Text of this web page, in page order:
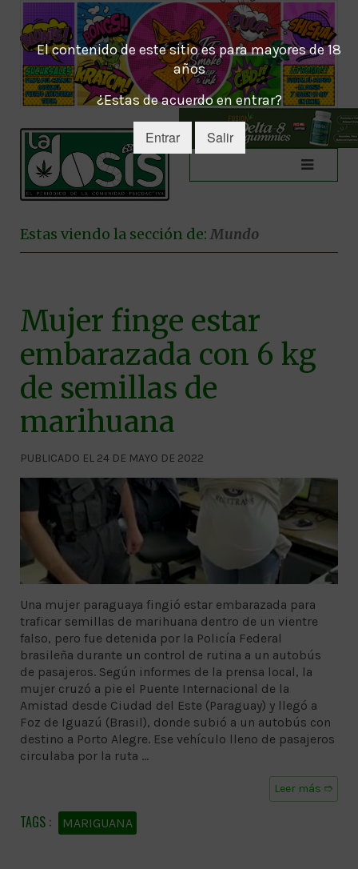
El contenido de este sitio es para mayores de 18
años
¿Estas de acuerdo en entrar?
Entrar Salir
Estas viendo la sección de:Mundo
Mujer finge estar
embarazada con 6 kg
de semillas de
marihuana
PUBLICADO EL 24 DE MAYO DE 2022
Una mujer paraguaya fingió estar embarazada para
traficar semillas de marihuana dentro de un vientre
falso, pero fue detenida por la Policía Federal
brasileña durante un control de rutina a un autobús
de pasajeros. Según informes de la prensa local, la
mujer cruzó a pie el Puente Internacional de la
Amistad desde Ciudad del Este (Paraguay) y llegó a
Foz de Iguazú (Brasil), donde subió a un autobús con
destino a Porto Alegre. Ese vehículo lleno de pasajeros
circulaba por la ruta …
Leer más ➱
MARIGUANA